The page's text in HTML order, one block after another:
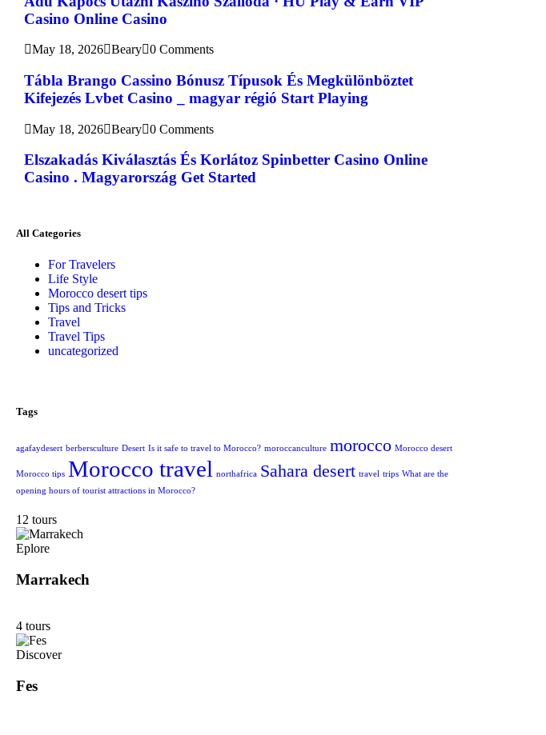
Casino Online Casino
May 18, 2026 Beary 0 Comments
Tábla Brango Cassino Bónusz Típusok És Megkülönböztet
Kifejezés Lvbet Casino _ magyar régió Start Playing
May 18, 2026 Beary 0 Comments
Elszakadás Kiválasztás És Korlátoz Spinbetter Casino Online
Casino . Magyarország Get Started
All Categories
For Travelers
Life Style
Morocco desert tips
Tips and Tricks
Travel
Travel Tips
uncategorized
Tags
agafaydesert berbersculture Desert Is it safe to travel to Morocco? moroccanculture morocco Morocco desert
Morocco tips Morocco travel northafrica Sahara desert travel trips What are the
opening hours of tourist attractions in Morocco?
12 tours
Eplore
Marrakech
4 tours
Discover
Fes